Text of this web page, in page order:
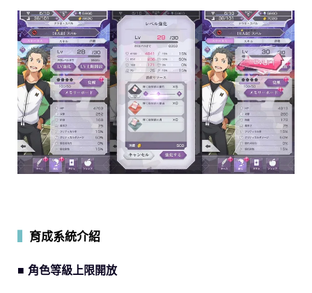
育成系統介紹
■ 角色等級上限開放